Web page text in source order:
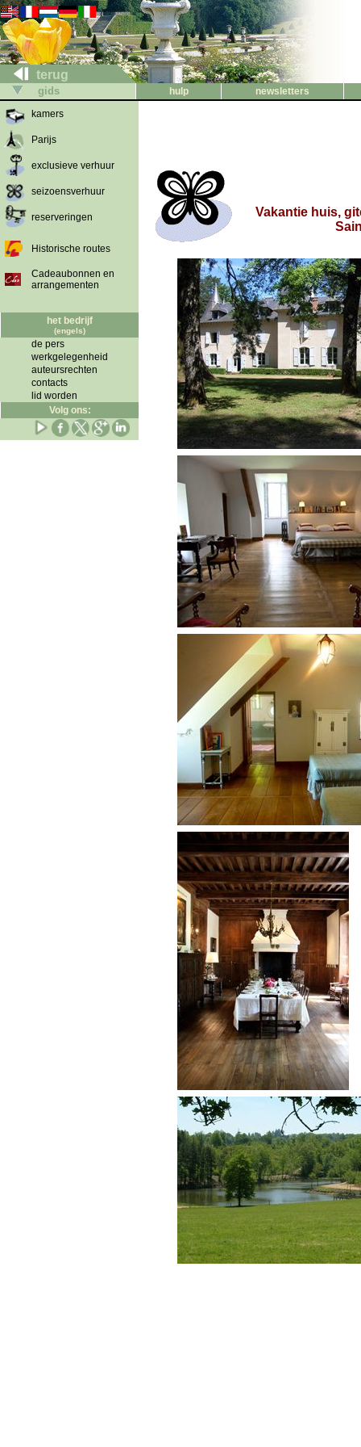
terug
gids hulp
newsletters
kamers
Parijs
exclusieve verhuur
seizoensverhuur
reserveringen
Historische routes
Cadeaubonnen en
arrangementen
het bedrijf
(engels)
de pers
werkgelegenheid
auteursrechten
contacts
lid worden
Volg ons:
Vakantie huis,